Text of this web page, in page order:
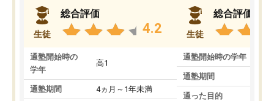
生徒
総合評価
4.2
通塾開始時の
学年
高1
通塾期間 4ヵ月～1年未満
生徒
総合評価
通塾開始時の学年
通塾期間
通った目的